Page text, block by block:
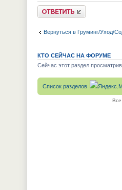
Ответить
Вернуться в Груминг/Уход/
КТО СЕЙЧАС НА ФОРУМЕ
Сейчас этот раздел
Список разделов
Все